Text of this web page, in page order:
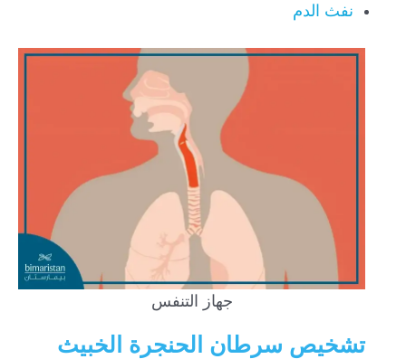
نفث الدم
جهاز التنفس
تشخيص سرطان الحنجرة الخبيث